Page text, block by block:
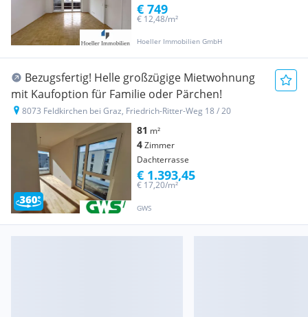
Hoeller Immobilien GmbH
€ 12,48/m²
€ 749
Bezugsfertig! Helle großzügige Mietwohnung
mit Kaufoption für Familie oder Pärchen!
8073 Feldkirchen bei Graz, Friedrich-Ritter-Weg 18 / 20
81 m²
4Zimmer
Dachterrasse
GWS
€ 17,20/m²
€ 1.393,45